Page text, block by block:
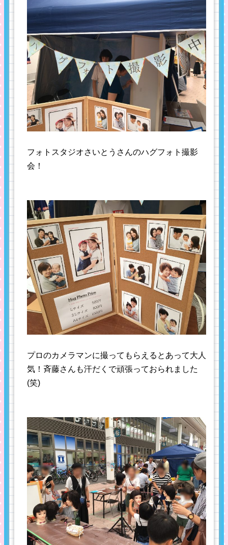
フォトスタジオさいとうさんのハグフォト撮影
会！
プロのカメラマンに撮ってもらえるとあって大人
気！斉藤さんも汗だくで頑張っておられました
(笑)